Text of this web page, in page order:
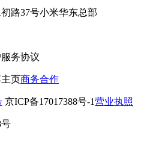
路37号小米华东总部
务协议
页商务合作
京ICP备17017388号-1营业执照
号